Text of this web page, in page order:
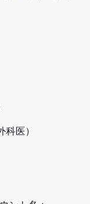
医）